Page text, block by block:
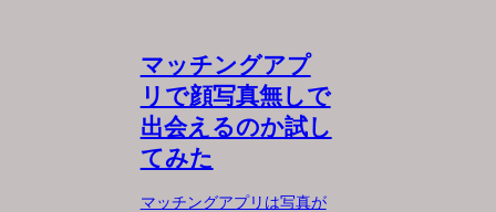
マッチングアプ
リで顔写真無しで
出会えるのか試し
てみた
マッチングアプリは写真が